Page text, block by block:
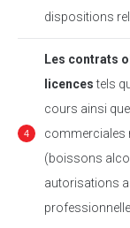
dispositions
Les contrats
licencestels
cours ainsi
commerciales
(boissons
autorisations